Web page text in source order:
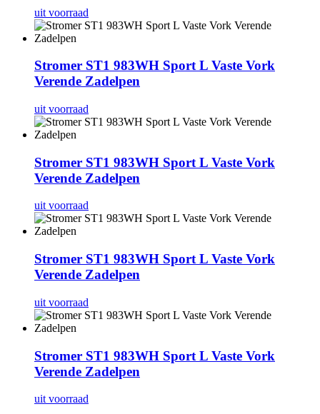
uit voorraad
Stromer ST1 983WH Sport L Vaste Vork
Verende Zadelpen
uit voorraad
Stromer ST1 983WH Sport L Vaste Vork
Verende Zadelpen
uit voorraad
Stromer ST1 983WH Sport L Vaste Vork
Verende Zadelpen
uit voorraad
Stromer ST1 983WH Sport L Vaste Vork
Verende Zadelpen
uit voorraad